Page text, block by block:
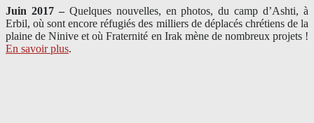
Juin 2017 – Quelques nouvelles, en photos, du camp d’Ashti, à
Erbil, où sont encore réfugiés des milliers de déplacés chrétiens de la
plaine de Ninive et où Fraternité en Irak mène de nombreux projets !
En savoir plus.